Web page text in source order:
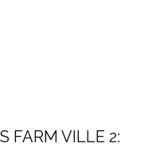
FARM VILLE 2: